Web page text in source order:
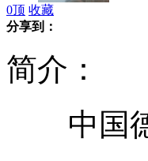
17名政协委员呼吁
0顶 收藏
分享到：
简介：
中国德